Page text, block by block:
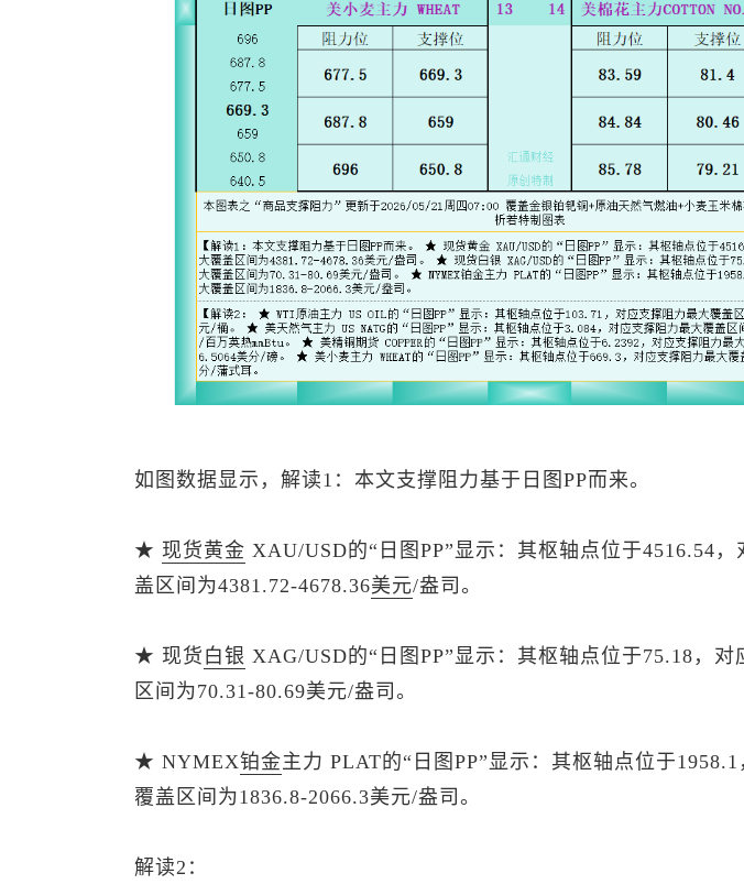
如图数据显示，解读1：本文支撑阻力基于日图PP而来。
★ 现货黄金 XAU/USD的“日图PP”显示：其枢轴点位于4516.54
盖区间为4381.72-4678.36美元/盎司。
★ 现货 白银 XAG/USD的“日图PP”显示：其枢轴点位于75.18，对
区间为70.31-80.69美元/盎司。
★ NYMEX铂金主力 PLAT的“日图PP”显示：其枢轴点位于
覆盖区间为1836.8-2066.3美元/盎司。
解读2：